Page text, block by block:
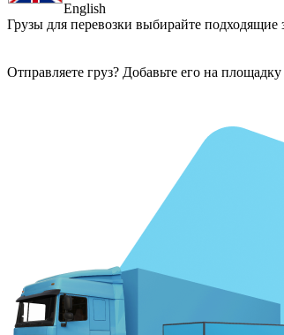
English
Грузы для перевозки выбирайте подходящие
Отправляете груз? Добавьте его на